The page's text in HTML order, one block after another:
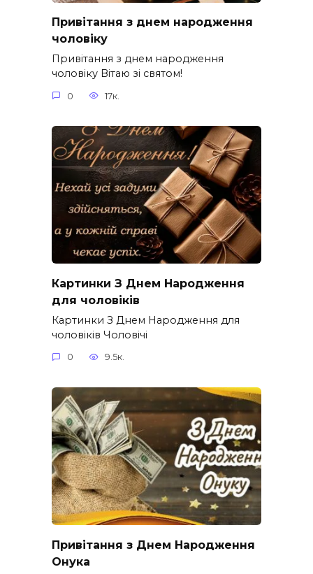
Привітання з днем народження
чоловіку
Привітання з днем народження
чоловіку Вітаю зі святом!
0 17к.
Картинки З Днем Народження
для чоловіків​
Картинки З Днем Народження для
чоловіків​ Чоловічі
0 9.5к.
Привітання з Днем Народження
Онука